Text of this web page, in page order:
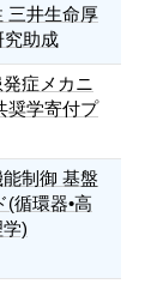
三井生命厚
究助成
症メカニ
奨学寄付プ
制御 基盤
(循環器•高
)